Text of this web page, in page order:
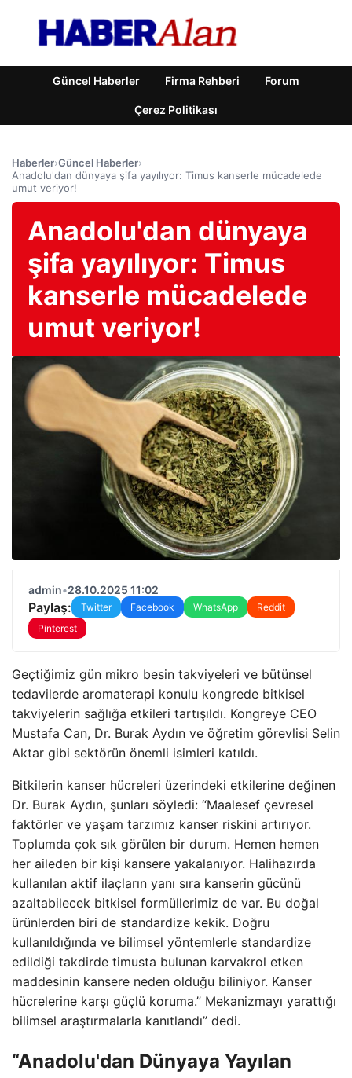
Güncel Haberler Firma Rehberi Forum
Çerez Politikası
Haberler›Güncel Haberler›
Anadolu'dan dünyaya şifa yayılıyor: Timus kanserle mücadelede
umut veriyor!
Anadolu'dan dünyaya
şifa yayılıyor: Timus
kanserle mücadelede
umut veriyor!
admin•28.10.2025 11:02
Paylaş: Twitter Facebook WhatsApp
Reddit
Pinterest
Geçtiğimiz gün mikro besin takviyeleri ve bütünsel
tedavilerde aromaterapi konulu kongrede bitkisel
takviyelerin sağlığa etkileri tartışıldı. Kongreye CEO
Mustafa Can, Dr. Burak Aydın ve öğretim görevlisi Selin
Aktar gibi sektörün önemli isimleri katıldı.
Bitkilerin kanser hücreleri üzerindeki etkilerine değinen
Dr. Burak Aydın, şunları söyledi: “Maalesef çevresel
faktörler ve yaşam tarzımız kanser riskini artırıyor.
Toplumda çok sık görülen bir durum. Hemen hemen
her aileden bir kişi kansere yakalanıyor. Halihazırda
kullanılan aktif ilaçların yanı sıra kanserin gücünü
azaltabilecek bitkisel formüllerimiz de var. Bu doğal
ürünlerden biri de standardize kekik. Doğru
kullanıldığında ve bilimsel yöntemlerle standardize
edildiği takdirde timusta bulunan karvakrol etken
maddesinin kansere neden olduğu biliniyor. Kanser
hücrelerine karşı güçlü koruma.” Mekanizmayı yarattığı
bilimsel araştırmalarla kanıtlandı” dedi.
“Anadolu'dan Dünyaya Yayılan